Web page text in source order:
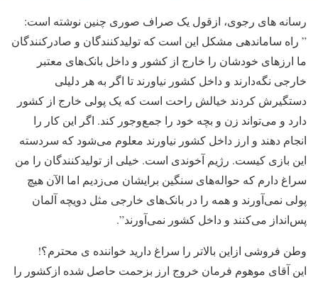
رسانه های رجوی، ازقول یک صراف صوری چنین نوشته است:
” راه ساماندهی مشکل این است که تولیدکنندگان و صادرکنندگان
ما ارزهای خودشان را خارج از کشور و داخل بانک‌های معتبر
خارجی نگه‌دارند و داخل کشور نیاورند تا اگر به هر دلیلی
دستگیرش کردند خیالش راحت است که یک پولی خارج از کشور
دارد و می‌تواند زن و بچه خود را جمع‌وجور کند. اگر این کار را
انجام دهند و ارز داخل کشور نیاورند معلوم می‌شود که سردسته
این بازی کیست. رژیم آخوندی است. خیلی از تولیدکنندگان را من
سراغ دارم که حواله‌های سنگین برایشان می‌زدیم اما الآن هیچ
پولی نمی‌آورند و همه را در بانک‌های خارجی مثل دویچه آلمان
پس‌انداز می‌کنند و داخل کشور نمی‌آورند”.
وطن فروشی ازاین بالاتر را سراغ دارید خواننده ی محترم؟!
این آقای موهوم فرمان خروج ارز بزحمت حاصل شده ازکشور را